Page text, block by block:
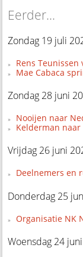
Eerder...
Zondag 19 juli
Rens
Mae Cabaca
Zondag 28 juni
Nooijen naar
Kelderman
Vrijdag 26 juni
Deelnemers en
Donderdag 25
Organisatie NK
Woensdag 24